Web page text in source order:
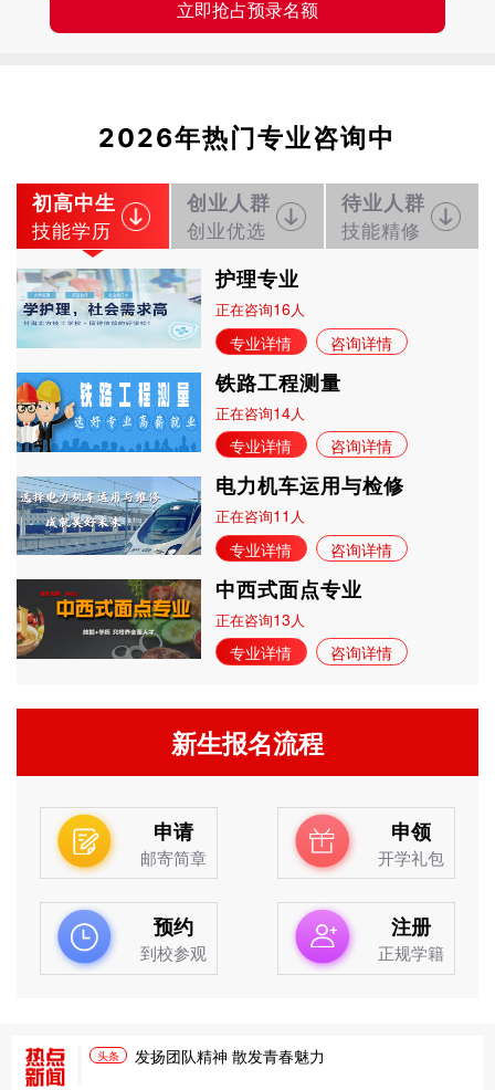
立即抢占预录名额
2026年热门专业咨询中
初高中生
技能学历
创业人群
创业优选
待业人群
技能精修
护理专业
正在咨询16人
专业详情 咨询详情
铁路工程测量
正在咨询14人
专业详情 咨询详情
电力机车运用与检修
正在咨询11 人
专业详情 咨询详情
中西式面点专业
正在咨询13人
专业详情 咨询详情
新生报名流程
申请
邮寄简章
申领
开学礼包
预约
到校参观
注册
正规学籍
头条 发扬团队精神 散发青春魅力